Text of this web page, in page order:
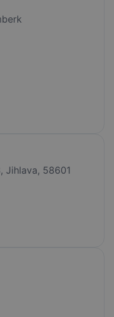
Jihlava, 58601